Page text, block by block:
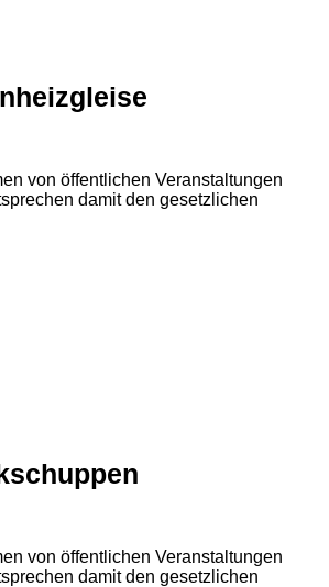
2
von öffentlichen Veranstaltungen
damit den gesetzlichen
von öffentlichen Veranstaltungen
damit den gesetzlichen